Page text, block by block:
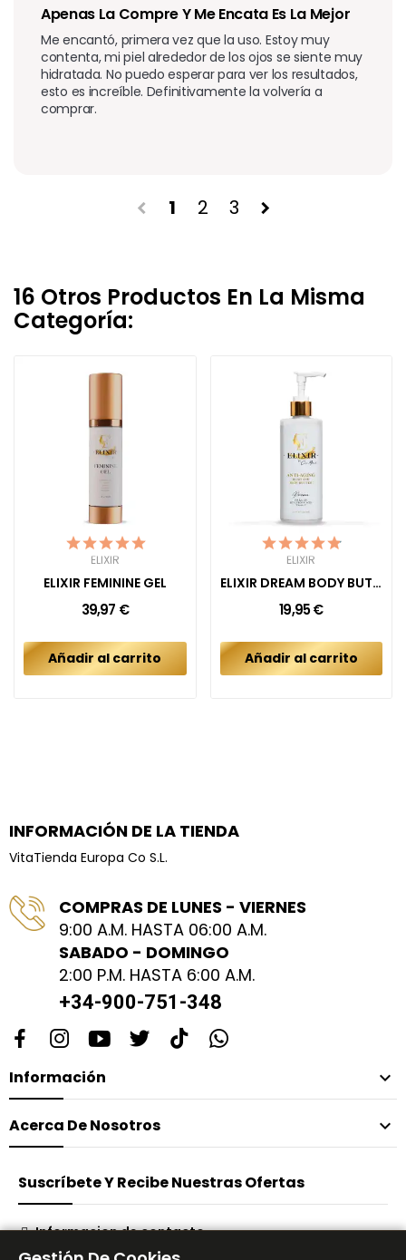
Apenas La Compre Y Me Encata Es La Mejor
Me encantó, primera vez que la uso. Estoy muy
contenta, mi piel alrededor de los ojos se siente muy
hidratada. No puedo esperar para ver los resultados,
esto es increíble. Definitivamente la volvería a
comprar.
chevron_left 1 2 3 chevron_right
16 Otros Productos En La Misma
Categoría:
ELIXIR
ELIXIR FEMININE GEL
39,97 €
Añadir al carrito
ELIXIR
ELIXIR DREAM BODY BUTTER CREAM
19,95 €
Añadir al carrito
INFORMACIÓN DE LA TIENDA
VitaTienda Europa Co S.L.
COMPRAS DE LUNES - VIERNES
9:00 A.M. HASTA 06:00 A.M.
SABADO - DOMINGO
2:00 P.M. HASTA 6:00 A.M.
+34-900-751-348
Información 
Acerca De Nosotros 
Suscríbete Y Recibe Nuestras Ofertas
Informacion de contacto